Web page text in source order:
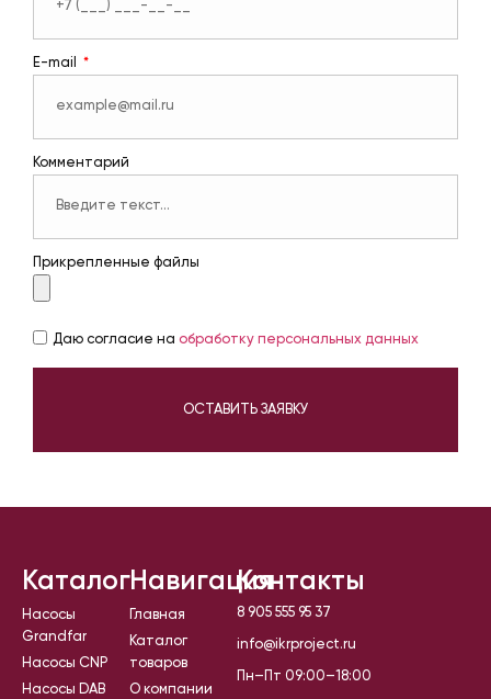
E-mail
Комментарий
Прикрепленные файлы
Даю согласие на обработку персональных данных
ОСТАВИТЬ ЗАЯВКУ
Каталог
Насосы
Grandfar
Насосы CNP
Насосы DAB
Навигация
Главная
Каталог
товаров
О компании
Контакты
8 905 555 95 37
info@ikrproject.ru
Пн–Пт 09:00–18:00